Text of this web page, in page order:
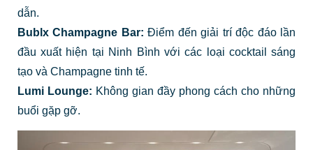
dẫn.
Bublx Champagne Bar: Điểm đến giải trí độc đáo lần
đầu xuất hiện tại Ninh Bình với các loại cocktail sáng
tạo và Champagne tinh tế.
Lumi Lounge: Không gian đầy phong cách cho những
buổi gặp gỡ.